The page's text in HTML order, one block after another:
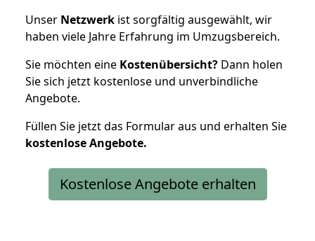
Unser Netzwerk ist sorgfältig ausgewählt, wir
haben viele Jahre Erfahrung im Umzugsbereich.
Sie möchten eine Kostenübersicht? Dann holen
Sie sich jetzt kostenlose und unverbindliche
Angebote.
Füllen Sie jetzt das Formular aus und erhalten Sie
kostenloseAngebote.
Kostenlose Angebote erhalten